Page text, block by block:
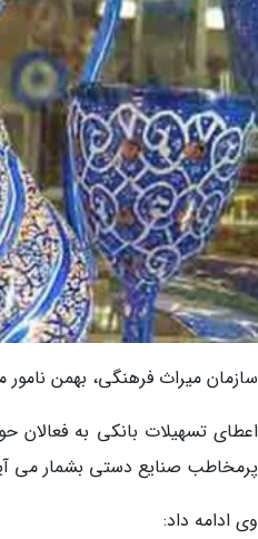
سازمان میراث فرهنگی، بهمن
اعطای تسهیلات بانکی به
پرمخاطب صنایع دستی بشمار می
وی ادامه داد: